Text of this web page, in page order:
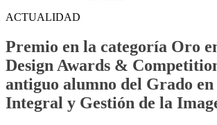
ACTUALIDAD
Premio en la categoría Oro
Design Awards &
antiguo alumno del Grado en
Integral y Gestión de la